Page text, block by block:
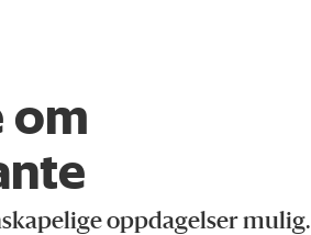
om
oppdagelser mulig.